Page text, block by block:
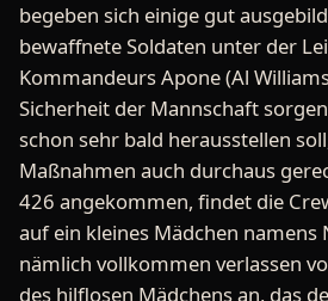
begeben sich einige gut
bewaffnete Soldaten unter der
Kommandeurs Apone (Al
Sicherheit der Mannschaft
schon sehr bald herausstellen
Maßnahmen auch durchaus
426 angekommen, findet die
auf ein kleines Mädchen namens
nämlich vollkommen verlassen
des hilflosen Mädchens an, das